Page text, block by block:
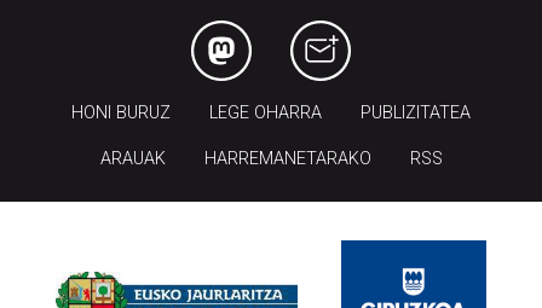
HONI BURUZ LEGE OHARRA PUBLIZITATEA
ARAUAK HARREMANETARAKO RSS